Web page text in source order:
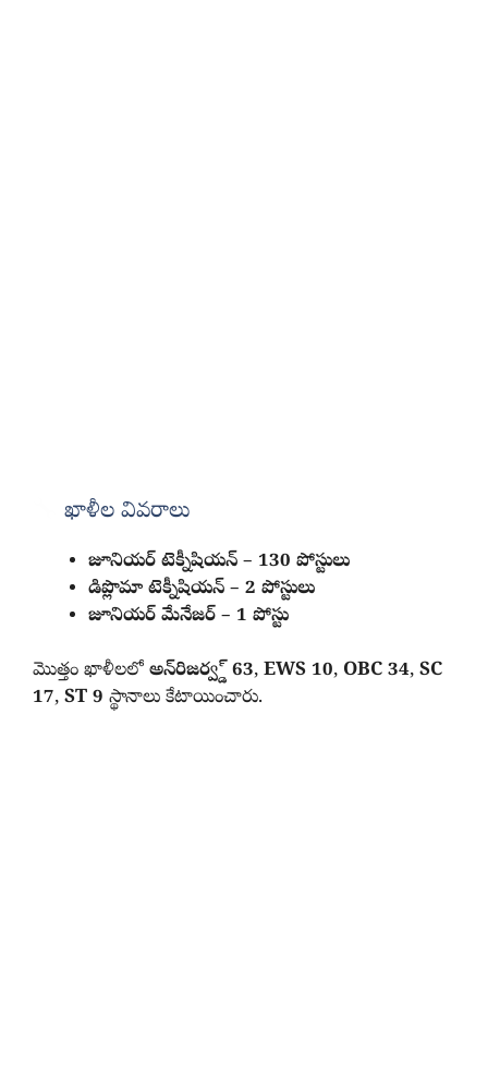
ఖాళీల వివరాలు
జూనియర్ టెక్నీషియన్‌ – 130 పోస్టులు
డిప్లొమా టెక్నీషియన్‌ – 2 పోస్టులు
జూనియర్ మేనేజర్‌ – 1 పోస్టు
మొత్తం ఖాళీలలో అన్‌రిజర్వ్డ్‌ 63, EWS 10, OBC 34, SC
17, ST 9 స్థానాలు కేటాయించారు.